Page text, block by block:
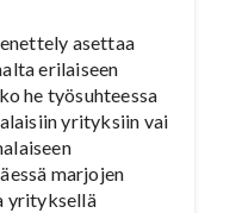
asettaa
erilaiseen
he työsuhteessa
yrityksiin vai
marjojen
yrityksellä